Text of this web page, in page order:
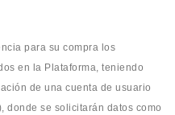
para su compra los
en la Plataforma, teniendo
de una cuenta de usuario
donde se solicitarán datos como